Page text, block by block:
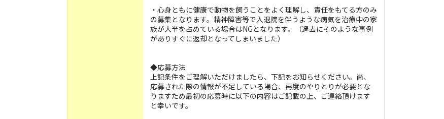
・心身ともに健康で動物を飼うことをよく理解し、責任をもてる方のみ
の募集となります。精神障害等で入退院を伴うような病気を治療中の家
族が大半を占めている場合はNGとなります。（過去にそのような事例
がありすぐに返却となってしまいました）
◆応募方法
上記条件をご理解いただけましたら、下記をお知らせください。尚、
応募された際の情報が不足している場合、再度のやりとりが必要とな
りますため最初の応募時に以下の内容はご記載の上、ご連絡頂けます
と幸いです。